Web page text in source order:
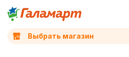
Выбрать магазин